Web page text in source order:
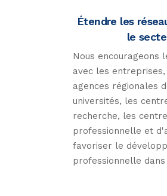
Étendre les
le
Nous encourageons
avec les
agences régionales
universités, les
recherche, les
professionnelle et
favoriser le
professionnelle